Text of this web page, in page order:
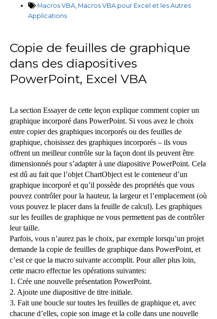
Macros VBA, Macros VBA pour Excel et les Autres
Applications
Copie de feuilles de graphique
dans des diapositives
PowerPoint, Excel VBA
La section Essayer de cette leçon explique comment copier un
graphique incorporé dans PowerPoint. Si vous avez le choix
entre copier des graphiques incorporés ou des feuilles de
graphique, choisissez des graphiques incorporés – ils vous
offrent un meilleur contrôle sur la façon dont ils peuvent être
dimensionnés pour s’adapter à une diapositive PowerPoint. Cela
est dû au fait que l’objet ChartObject est le conteneur d’un
graphique incorporé et qu’il possède des propriétés que vous
pouvez contrôler pour la hauteur, la largeur et l’emplacement (où
vous pouvez le placer dans la feuille de calcul). Les graphiques
sur les feuilles de graphique ne vous permettent pas de contrôler
leur taille.
Parfois, vous n’aurez pas le choix, par exemple lorsqu’un projet
demande la copie de feuilles de graphique dans PowerPoint, et
c’est ce que la macro suivante accomplit. Pour aller plus loin,
cette macro effectue les opérations suivantes:
1. Crée une nouvelle présentation PowerPoint.
2. Ajoute une diapositive de titre initiale.
3. Fait une boucle sur toutes les feuilles de graphique et, avec
chacune d’elles, copie son image et la colle dans une nouvelle